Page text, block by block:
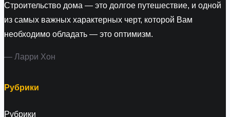
Строительство дома — это долгое путешествие, и одной
из самых важных характерных черт, которой Вам
необходимо обладать — это оптимизм.
— Ларри Хон
Рубрики
Рубрики